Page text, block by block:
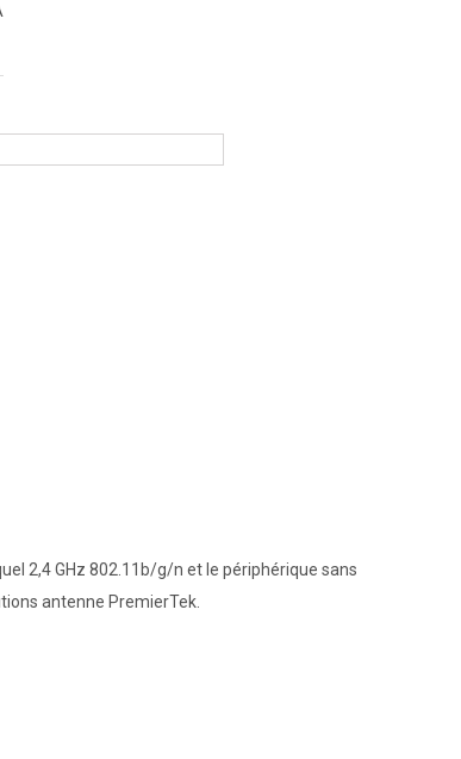
2,4 GHz 802.11b/g/n et le périphérique sans
antenne PremierTek.